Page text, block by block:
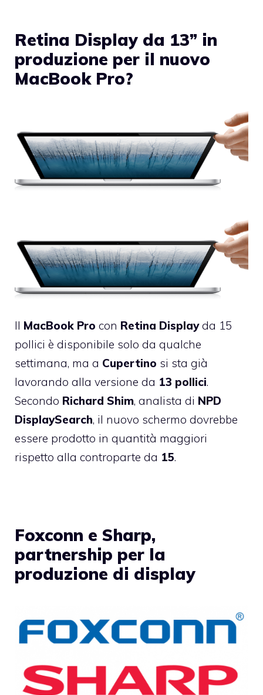
Retina Display da 13” in
produzione per il nuovo
MacBook Pro?
Il MacBook Pro con Retina Displayda 15
pollici è disponibile solo da qualche
settimana, ma a Cupertino si sta già
lavorando alla versione da 13 pollici.
Secondo Richard Shim, analista di NPD
DisplaySearch, il nuovo schermo dovrebbe
essere prodotto in quantità maggiori
rispetto alla controparte da 15.
Foxconn e Sharp,
partnership per la
produzione di display